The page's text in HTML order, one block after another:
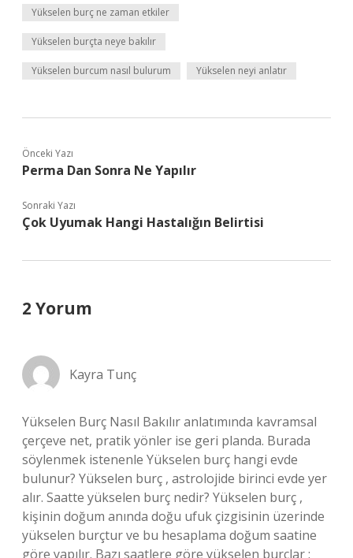
Yükselen burç ne zaman etkiler
Yükselen burçta neye bakılır
Yükselen burcum nasıl bulurum Yükselen neyi anlatır
Önceki Yazı
Perma Dan Sonra Ne Yapılır
Sonraki Yazı
Çok Uyumak Hangi Hastalığın Belirtisi
2 Yorum
Kayra Tunç
Yükselen Burç Nasıl Bakılır anlatımında kavramsal
çerçeve net, pratik yönler ise geri planda. Burada
söylenmek istenenle Yükselen burç hangi evde
bulunur? Yükselen burç , astrolojide birinci evde yer
alır. Saatte yükselen burç nedir? Yükselen burç ,
kişinin doğum anında doğu ufuk çizgisinin üzerinde
yükselen burçtur ve bu hesaplama doğum saatine
göre yapılır. Bazı saatlere göre yükselen burçlar :